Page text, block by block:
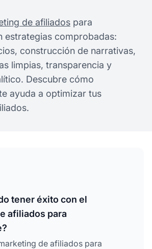
de afiliados para
estrategias comprobadas:
construcción de narrativas,
limpias, transparencia y
Descubre cómo
ayuda a optimizar tus
tener éxito con el
afiliados para
de afiliados para